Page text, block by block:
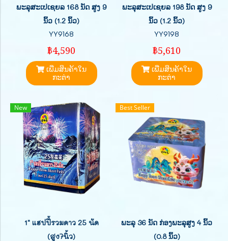
ພະລຸສະເປເຊຍລ 168 ນັດ ສູງ 9
ນິ້ວ (1.2 ນິ້ວ)
YY9168
฿4,590
ເພີ່ມສິນຄ້າໃນ
ກະຕ່າ
ພະລຸສະເປເຊຍລ 198 ນັດ ສູງ 9
ນິ້ວ (1.2 ນິ້ວ)
YY9198
฿5,610
ເພີ່ມສິນຄ້າໃນ
ກະຕ່າ
New
1" แฮปปี้รวมดาว 25 นัด
(สูง7นิ้ว)
Best Seller
ພະລຸ 36 ນັດ ກ່ອງພະລຸສູງ 4 ນິ້ວ
(0.8 ນິ້ວ)